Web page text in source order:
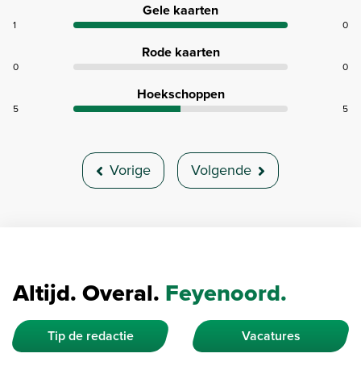
Gele kaarten
1 0
Rode kaarten
0 0
Hoekschoppen
5 5
Vorige Volgende
Altijd. Overal. Feyenoord.
Tip de redactie Vacatures